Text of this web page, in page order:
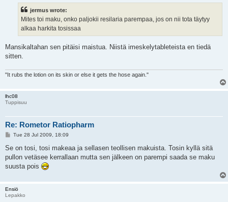
jermus wrote:
Mites toi maku, onko paljokii resilaria parempaa, jos on nii tota täytyy
alkaa harkita tosissaa
Mansikaltahan sen pitäisi maistua. Niistä imeskelytableteista en tiedä
sitten.
"It rubs the lotion on its skin or else it gets the hose again."
lhc08
Tuppisuu
Re: Rometor Ratiopharm
P
s
Tue 28 Jul 2009, 18:09
Se on tosi, tosi makeaa ja sellasen teollisen makuista. Tosin kyllä sitä
pullon vetäsee kerrallaan mutta sen jälkeen on parempi saada se maku
suusta pois
Ensiö
Lepakko